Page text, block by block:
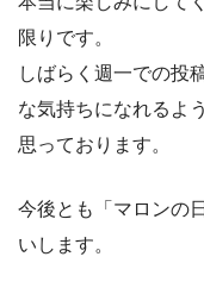
限りです。
しばらく週一での投
な気持ちになれるよ
思っております。
今後とも「マロンの
いします。